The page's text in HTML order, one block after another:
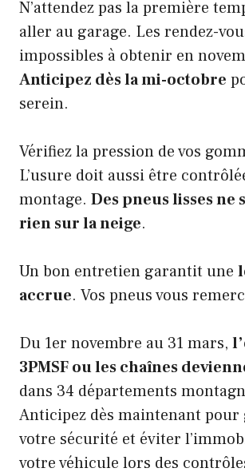
N’attendez pas la première
aller au garage. Les rendez-
impossibles à obtenir en
Anticipez dès la mi-octobre
serein.
Vérifiez la pression de vos
L’usure doit aussi être
montage. Des pneus lisses ne
rien sur la neige.
Un bon entretien garantit une
accrue. Vos pneus vous
Du 1er novembre au 31 mars,
3PMSF ou les chaînes
dans 34 départements
Anticipez dès maintenant
votre sécurité et éviter
votre véhicule lors des